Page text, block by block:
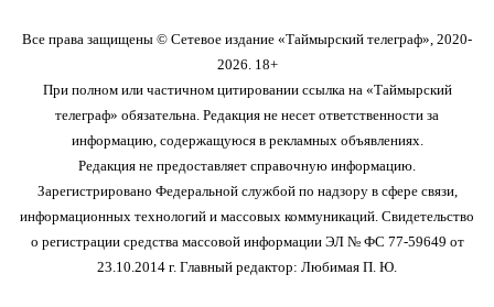
Все права защищены © Сетевое издание «Таймырский телеграф», 2020-
2026. 18+
При полном или частичном цитировании ссылка на «Таймырский
телеграф» обязательна. Редакция не несет ответственности за
информацию, содержащуюся в рекламных объявлениях.
Редакция не предоставляет справочную информацию.
Зарегистрировано Федеральной службой по надзору в сфере связи,
информационных технологий и массовых коммуникаций. Свидетельство
о регистрации средства массовой информации ЭЛ № ФС 77-59649 от
23.10.2014 г. Главный редактор: Любимая П. Ю.